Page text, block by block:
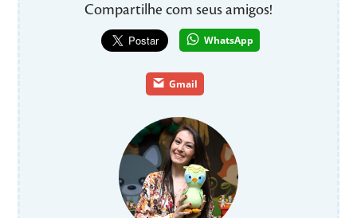
Compartilhe com seus amigos!
WhatsApp
Gmail